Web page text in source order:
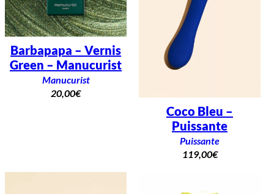
Barbapapa – Vernis
Green – Manucurist
Manucurist
20,00€
Coco Bleu –
Puissante
Puissante
119,00€